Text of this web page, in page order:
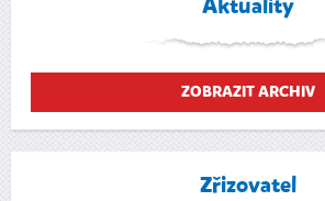
Aktuality
ZOBRAZIT ARCHIV
Zřizovatel